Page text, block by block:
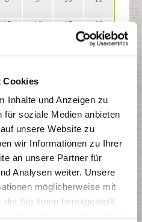
Cookies
Inhalte und Anzeigen zu
für soziale Medien anbieten
unsere Website zu
wir Informationen zu Ihrer
an unsere Partner für
Analysen weiter. Unsere
möglicherweise mit
Sie ihnen bereitgestellt
15 16 17 18
5 6 7 8